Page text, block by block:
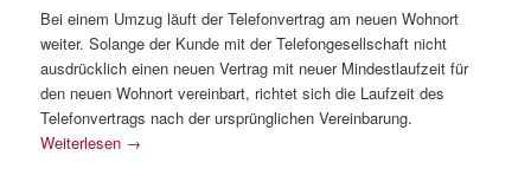
Bei einem Umzug läuft der Telefonvertrag am neuen Wohnort
weiter. Solange der Kunde mit der Telefongesellschaft nicht
ausdrücklich einen neuen Vertrag mit neuer Mindestlaufzeit für
den neuen Wohnort vereinbart, richtet sich die Laufzeit des
Telefonvertrags nach der ursprünglichen Vereinbarung.
Weiterlesen →